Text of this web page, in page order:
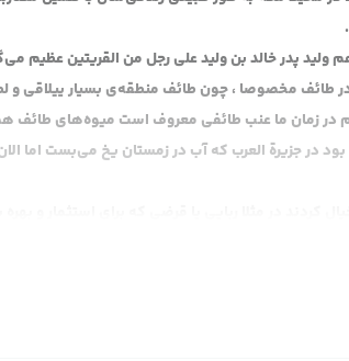
پدر خالد بن ولید علی رجل من القریتین عظیم
طائف مخصوصا ، چون طائف منطقه‌ی بسیار ییلاقی و
هم در زمان ما عنب طائفی معروف است میوه‌های طائف
در جزیرة العرب که آب در زمستان یخ می‌بست اما
اهل سنت نوشتاری از پیغمبر همین برای عبدالله
مرد ملایی است انصافا با استعداد است از پانزده